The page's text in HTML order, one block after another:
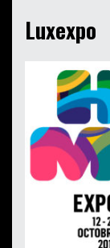
Luxexpo